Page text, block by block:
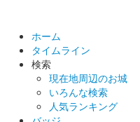
ホーム
タイムライン
検索
現在地周辺のお城
いろんな検索
人気ランキング